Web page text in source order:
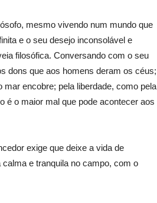
mesmo vivendo num mundo que
e o seu desejo inconsolável e
filosófica. Conversando com o seu
dons que aos homens deram os céus;
encobre; pela liberdade, como pela
é o maior mal que pode acontecer aos
exige que deixe a vida de
e tranquila no campo, com o